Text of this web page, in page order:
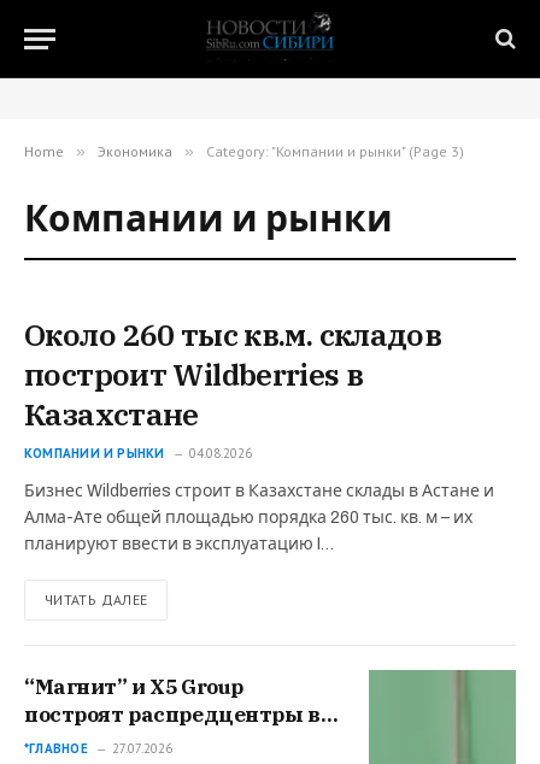
Home » Экономика » Category: "Компании и рынки" (Page 3)
Компании и рынки
Около 260 тыс кв.м. складов
построит Wildberries в
Казахстане
КОМПАНИИ И РЫНКИ 04.08.2026
Бизнес Wildberries строит в Казахстане склады в Астане и
Алма-Ате общей площадью порядка 260 тыс. кв. м – их
планируют ввести в эксплуатацию I…
ЧИТАТЬ ДАЛЕЕ
“Магнит” и X5 Group
построят распредцентры в
Новосибирской области
*ГЛАВНОЕ 27.07.2026